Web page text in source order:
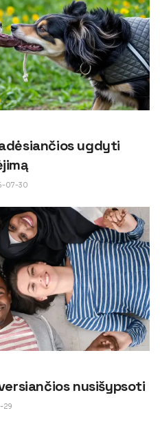
ugdyti
07-30
nusišypsoti
29